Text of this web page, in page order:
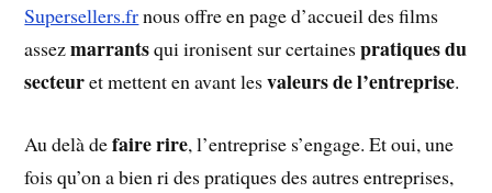
Supersellers.frnous offre en page d’accueil des films
assezmarrantsqui ironisent sur certainespratiques du
secteuret mettent en avant lesvaleurs de l’entreprise.
Au delà defaire rire, l’entreprise s’engage. Et oui, une
fois qu’on a bien ri des pratiques des autres entreprises,